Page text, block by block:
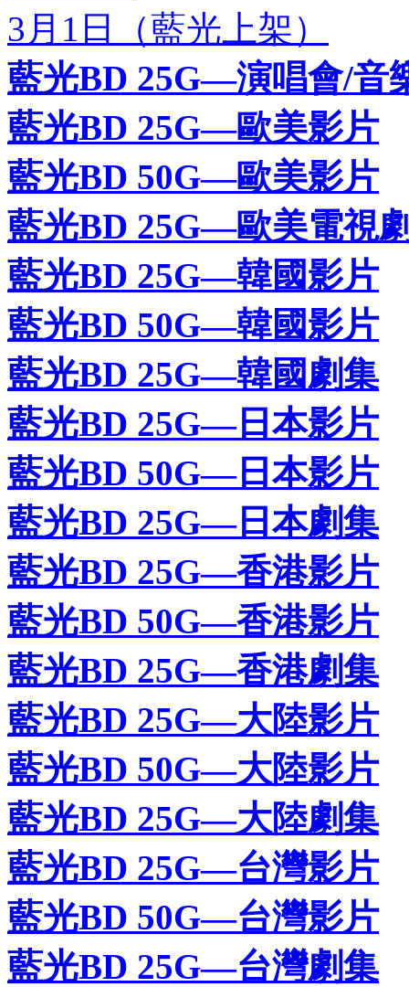
3月1日（藍光上架）
藍光BD 25G—演唱會/音
藍光BD 25G—歐美影片
藍光BD 50G—歐美影片
藍光BD 25G—歐美電視
藍光BD 25G—韓國影片
藍光BD 50G—韓國影片
藍光BD 25G—韓國劇集
藍光BD 25G—日本影片
藍光BD 50G—日本影片
藍光BD 25G—日本劇集
藍光BD 25G—香港影片
藍光BD 50G—香港影片
藍光BD 25G—香港劇集
藍光BD 25G—大陸影片
藍光BD 50G—大陸影片
藍光BD 25G—大陸劇集
藍光BD 25G—台灣影片
藍光BD 50G—台灣影片
藍光BD 25G—台灣劇集